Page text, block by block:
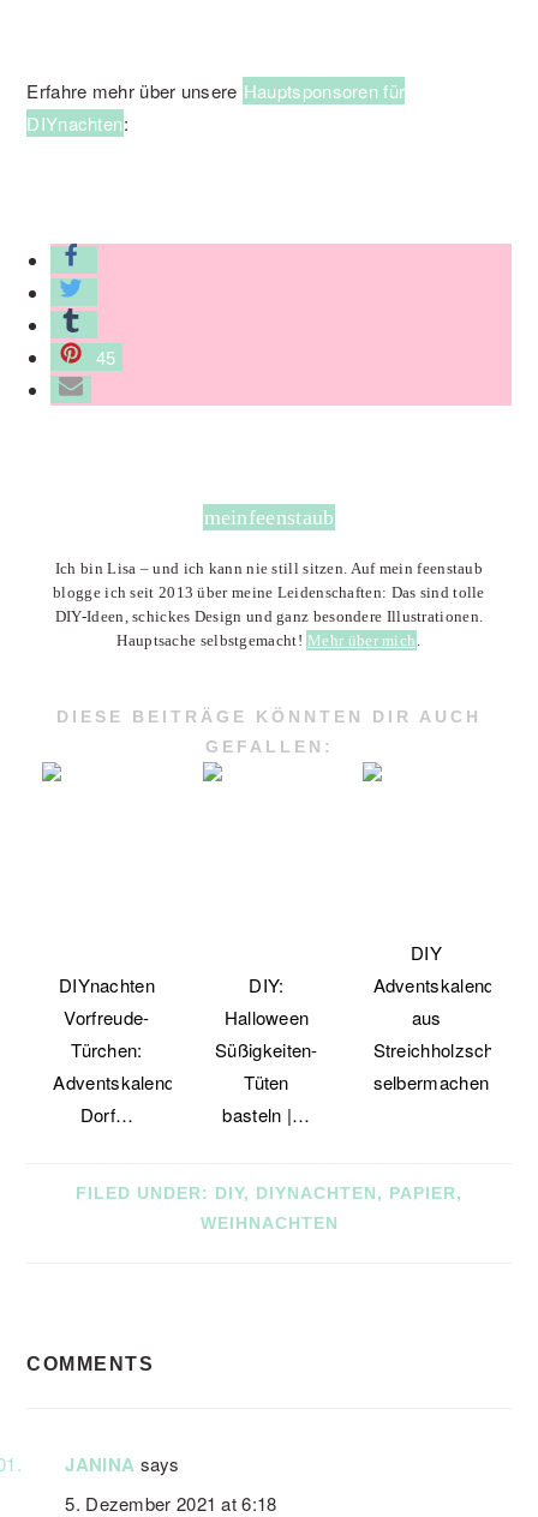
Erfahre mehr über unsere Hauptsponsoren für
DIYnachten:
45
meinfeenstaub
Ich bin Lisa – und ich kann nie still sitzen. Auf mein feenstaub
blogge ich seit 2013 über meine Leidenschaften: Das sind tolle
DIY-Ideen, schickes Design und ganz besondere Illustrationen.
Hauptsache selbstgemacht! Mehr über mich .
DIESE BEITRÄGE KÖNNTEN DIR AUCH
GEFALLEN:
DIYnachten
Vorfreude-
Türchen:
Adventskalender-
Dorf…
DIY:
Halloween
Süßigkeiten-
Tüten
basteln |…
DIY
Adventskalender
aus
selbermachen
FILED UNDER: DIY, DIYNACHTEN, PAPIER,
WEIHNACHTEN
INTERACTIONS
COMMENTS
JANINA says
5. Dezember 2021 at 6:18